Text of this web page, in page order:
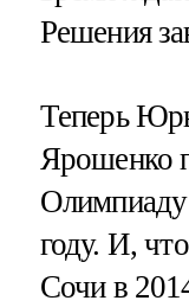
Решения
Теперь
Ярошенко
году. И,
Сочи в